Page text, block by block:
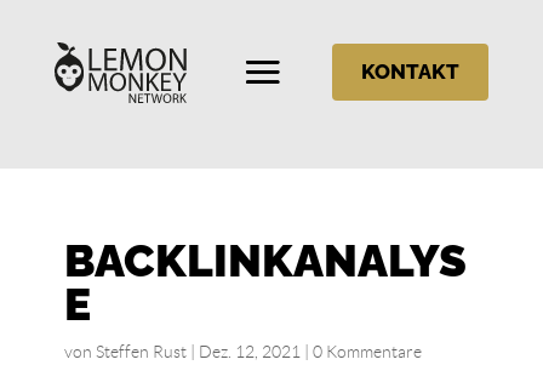
KONTAKT
BACKLINKANALYS
E
von Steffen Rust| Dez. 12, 2021 0 Kommentare